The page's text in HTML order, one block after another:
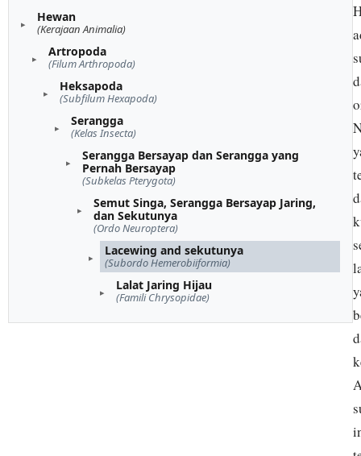
Hewan
(Kerajaan Animalia)
Artropoda
(Filum Arthropoda)
Heksapoda
(Subfilum Hexapoda)
Serangga
(Kelas Insecta)
Serangga Bersayap dan Serangga yang
Pernah Bersayap
(Subkelas Pterygota)
Semut Singa, Serangga Bersayap Jaring,
dan Sekutunya
(Ordo Neuroptera)
Lacewing and sekutunya
(Subordo Hemerobiiformia)
Lalat Jaring Hijau
(Famili Chrysopidae)